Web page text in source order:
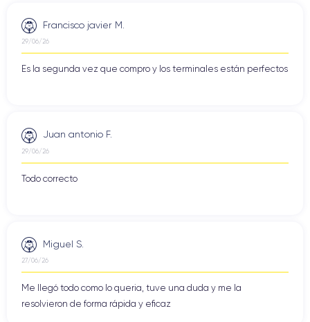
Francisco javier M.
29/06/26
Es la segunda vez que compro y los terminales están perfectos
Juan antonio F.
29/06/26
Todo correcto
Miguel S.
27/06/26
Me llegó todo como lo queria, tuve una duda y me la
resolvieron de forma rápida y eficaz